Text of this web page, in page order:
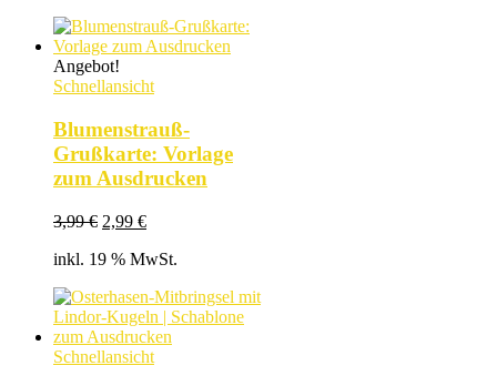
Angebot!
Schnellansicht
Blumenstrauß-
Grußkarte: Vorlage
zum Ausdrucken
3,99€ Ursprünglicher
war:
2,99 €Aktueller
ist:
inkl. 19 % MwSt.
Schnellansicht